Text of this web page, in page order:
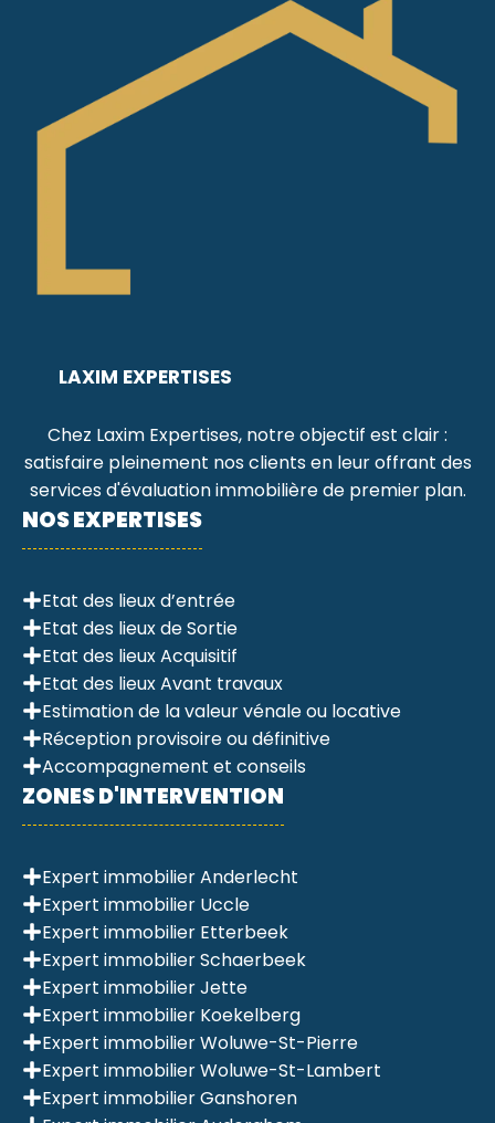
LAXIM EXPERTISES
Chez Laxim Expertises, notre objectif est clair :
satisfaire pleinement nos clients en leur offrant des
services d'évaluation immobilière de premier plan.
NOS EXPERTISES
Etat des lieux d’entrée
Etat des lieux de Sortie
Etat des lieux Acquisitif
Etat des lieux Avant travaux
Estimation de la valeur vénale ou locative
Réception provisoire ou définitive
Accompagnement et conseils
ZONES D'INTERVENTION
Expert immobilier Anderlecht
Expert immobilier Uccle
Expert immobilier Etterbeek
Expert immobilier Schaerbeek
Expert immobilier Jette
Expert immobilier Koekelberg
Expert immobilier Woluwe-St-Pierre
Expert immobilier Woluwe-St-Lambert
Expert immobilier Ganshoren